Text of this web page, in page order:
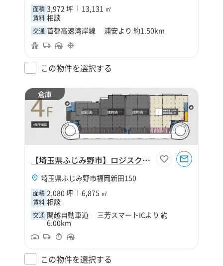
面積 3,972 坪 13,131 ㎡
賃料 相談
交通 首都高速湾岸線 浦安より 約1.50km
この物件を選択する
倉庫
【埼玉県ふじみ野市】ロジスクエアふじみ野A 4階J区画 (2,079坪)
埼玉県ふじみ野市福岡新田150
面積 2,080 坪 6,875 ㎡
賃料 相談
交通 関越自動車道 三芳スマートICより 約
6.00km
この物件を選択する